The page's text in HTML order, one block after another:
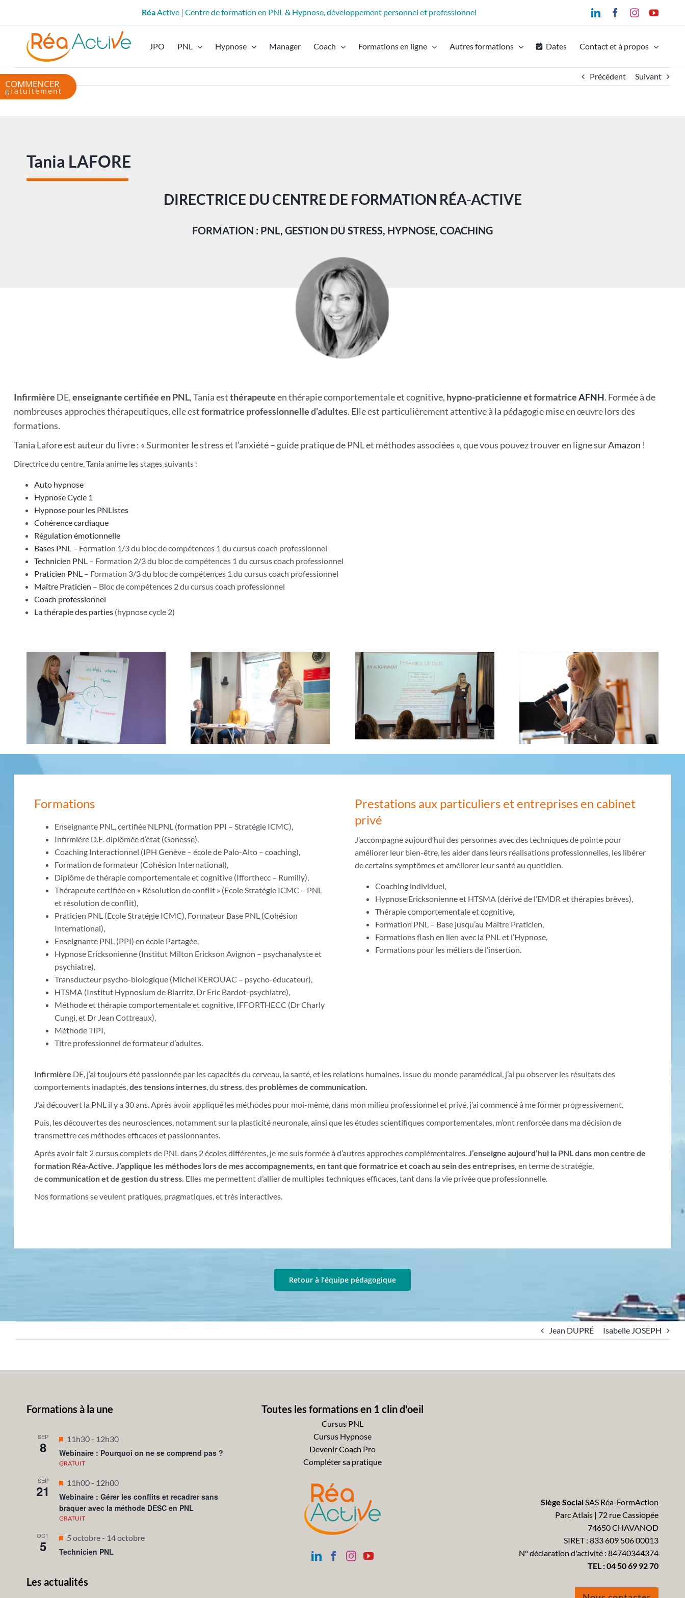
RéaActive | Centre de formation en PNL & Hypnose, développement personnel et professionnel LinkedInFacebookInstagram
JPO PNL Hypnose Manager Coach Formations en ligne Autres formations Dates Contact et à propos
Précédent Suivant
Tania LAFORE
DIRECTRICE DU CENTRE DE FORMATION RÉA-ACTIVE
FORMATION : PNL, GESTION DU STRESS, HYPNOSE, COACHING
Infirmière DE,enseignante certifiée en PNL, Tania estthérapeuteen thérapie comportementale et cognitive, hypno-praticienne et formatriceAFNH. Formée à de
nombreuses approches thérapeutiques, elle estformatrice professionnelle d’adultes. Elle est particulièrement attentive à la pédagogie mise en œuvre lors des
formations.
Tania Lafore est auteur du livre : « Surmonter le stress et l’anxiété – guide pratique de PNL et méthodes associées », que vous pouvez trouver en ligne surAmazon !
Directrice du centre, Tania anime les stages suivants :
Auto hypnose
Hypnose Cycle 1
Hypnose pour les PNListes
Cohérence cardiaque
Régulation émotionnelle
Bases PNL – Formation 1/3 du bloc de compétences 1 du cursus coach professionnel
Technicien PNL – Formation 2/3 du bloc de compétences 1 du cursus coach professionnel
Praticien PNL – Formation 3/3 du bloc de compétences 1 du cursus coach professionnel
Maître Praticien – Bloc de compétences 2 du cursus coach professionnel
Coach professionnel
La thérapie des parties (hypnose cycle 2)
Formations
Enseignante PNL, certifiée NLPNL (formation PPI – Stratégie ICMC),
Infirmière D.E. diplômée d’état (Gonesse),
Coaching Interactionnel (IPH Genève – école de Palo-Alto – coaching),
Formation de formateur (Cohésion International),
Diplôme de thérapie comportementale et cognitive (Ifforthecc – Rumilly),
Thérapeute certifiée en « Résolution de conflit » (Ecole Stratégie ICMC – PNL
et résolution de conflit),
Praticien PNL (Ecole Stratégie ICMC), Formateur Base PNL (Cohésion
International),
Enseignante PNL (PPI) en école Partagée,
Hypnose Ericksonienne (Institut Milton Erickson Avignon – psychanalyste et
psychiatre),
Transducteur psycho-biologique (Michel KEROUAC – psycho-éducateur),
HTSMA (Institut Hypnosium de Biarritz, Dr Eric Bardot-psychiatre),
Méthode et thérapie comportementale et cognitive, IFFORTHECC (Dr Charly
Cungi, et Dr Jean Cottreaux),
Méthode TIPI,
Titre professionnel de formateur d’adultes.
Prestations aux particuliers et entreprises en cabinet
privé
J’accompagne aujourd’hui des personnes avec des techniques de pointe pour
améliorer leur bien-être, les aider dans leurs réalisations professionnelles, les libérer
de certains symptômes et améliorer leur santé au quotidien.
Coaching individuel,
Hypnose Ericksonienne et HTSMA (dérivé de l’EMDR et thérapies brèves),
Thérapie comportementale et cognitive,
Formation PNL – Base jusqu’au Maître Praticien,
Formations flash en lien avec la PNL et l’Hypnose,
Formations pour les métiers de l’insertion.
Infirmière DE, j’ai toujours été passionnée par les capacités du cerveau, la santé, et les relations humaines. Issue du monde paramédical, j’ai pu observer les résultats des
comportements inadaptés,des tensions internes, dustress, des problèmes de communication.
J’ai découvert la PNL il y a 30 ans. Après avoir appliqué les méthodes pour moi-même, dans mon milieu professionnel et privé, j’ai commencé à me former progressivement.
Puis, les découvertes des neurosciences, notamment sur la plasticité neuronale, ainsi que les études scientifiques comportementales, m’ont renforcée dans ma décision de
transmettre ces méthodes efficaces et passionnantes.
Après avoir fait 2 cursus complets de PNL dans 2 écoles différentes, je me suis formée à d’autres approches complémentaires.J’enseigne aujourd’hui la PNL dans mon centre de
formation Réa-Active.J’applique les méthodes lors de mes accompagnements, en tant queformatrice et coach au sein des entreprises, en terme de stratégie,
decommunication et de gestion du stress. Elles me permettent d’allier de multiples techniques efficaces, tant dans la vie privée que professionnelle.
Nos formations se veulent pratiques, pragmatiques, et très interactives.
Retour à l’équipe pédagogique
Jean DUPRÉ Isabelle JOSEPH
Formations à la une
SEP
8
Mis
en
avant
11h30- 12h30
Webinaire : Pourquoi on ne se comprend pas ?
GRATUIT
SEP
21
Mis
en
avant
11h00- 12h00
Webinaire : Gérer les conflits et recadrer sans
braquer avec la méthode DESC en PNL
GRATUIT
OCT
5
Mis
en
5 octobre- 14 octobre
Technicien PNL
Les actualités
Toutes les formations en 1 clin d'oeil
Cursus PNL
Cursus Hypnose
Devenir Coach Pro
Compléter sa pratique
Siège SocialSAS Réa-FormAction
Parc Atlais | 72 rue Cassiopée
74650 CHAVANOD
SIRET : 833 609 506 00013
N° déclaration d'activité : 84740344374
TEL :04 50 69 92 70
Bascule
de
coulissante